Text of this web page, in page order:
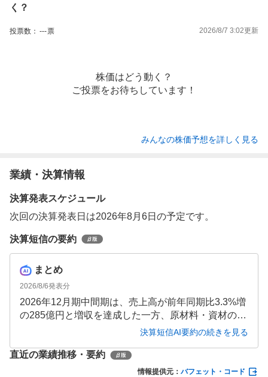
く？
投票数： ---票 2026/8/7 3:02更新
株価はどう動く？
ご投票をお待ちしています！
みんなの株価予想を詳しく見る
業績・決算情報
決算発表スケジュール
次回の決算発表日は2026年8月6日の予定です。
決算短信の要約
まとめ
2026/8/6発表分
2026年12月期中間期は、売上高が前年同期比3.3%増
の285億円と増収を達成した一方、原材料・資材の急
騰が収益を直撃し、営業利益は33.4%減の7億円、中
た。通期でも増収・大幅減益の見通しが維持されて
決算短信AI要約の続きを見る
直近の業績推移・要約
情報提供元： バフェット・コード